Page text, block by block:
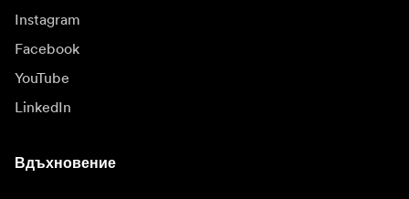
Instagram
Facebook
YouTube
LinkedIn
Вдъхновение